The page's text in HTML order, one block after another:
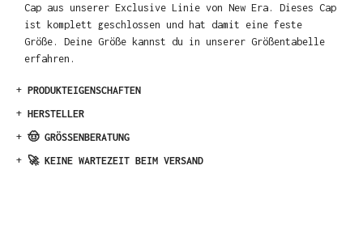
Cap aus unserer Exclusive Linie von New Era. Dieses Cap
ist komplett geschlossen und hat damit eine feste
Größe. Deine Größe kannst du in unserer Größentabelle
erfahren.
+ PRODUKTEIGENSCHAFTEN
+ HERSTELLER
+ 🤠 GRÖSSENBERATUNG
+ 🚀 KEINE WARTEZEIT BEIM VERSAND